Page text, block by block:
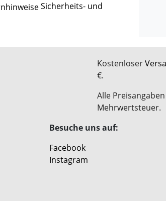
Sicherheits- und
Kostenloser
€.
Alle
Mehrwertsteuer.
Besuche uns auf:
Facebook
Instagram